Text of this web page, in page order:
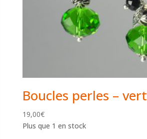
Boucles perles – vert
19,00€
Plus que 1 en stock